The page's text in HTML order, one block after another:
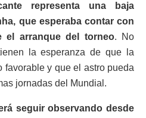
representa una baja
que esperaba contar con
el arranque del torneo. No
la esperanza de que la
y que el astro pueda
jornadas del Mundial.
seguir observando desde